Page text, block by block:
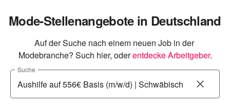
Mode-Stellenangebote in Deutschland
Auf der Suche nach einem neuen Job in der
Modebranche? Such hier, oderentdecke Arbeitgeber.
Suche